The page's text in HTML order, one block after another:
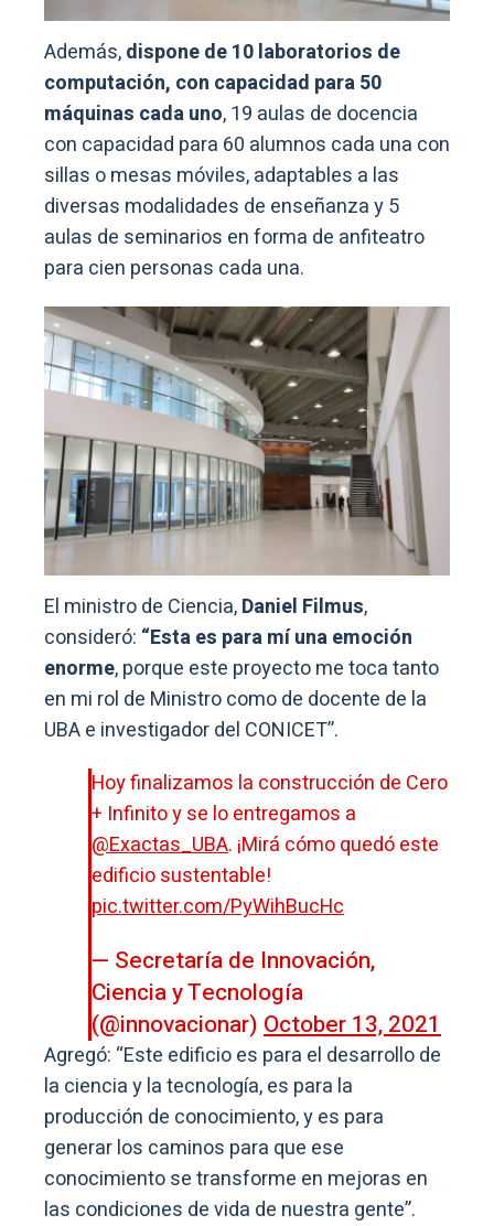
Además,dispone de 10 laboratorios de
computación, con capacidad para 50
máquinas cada uno, 19 aulas de docencia
con capacidad para 60 alumnos cada una con
sillas o mesas móviles, adaptables a las
diversas modalidades de enseñanza y 5
aulas de seminarios en forma de anfiteatro
para cien personas cada una.
El ministro de Ciencia,Daniel Filmus,
consideró: “Esta es para mí una emoción
enorme, porque este proyecto me toca tanto
en mi rol de Ministro como de docente de la
UBA e investigador del CONICET”.
Hoy finalizamos la construcción de Cero
+ Infinito y se lo entregamos a
@Exactas_UBA. ¡Mirá cómo quedó este
edificio sustentable!
pic.twitter.com/PyWihBucHc
— Secretaría de Innovación,
Ciencia y Tecnología
(@innovacionar) October 13, 2021
Agregó: “Este edificio es para el desarrollo de
la ciencia y la tecnología, es para la
producción de conocimiento, y es para
generar los caminos para que ese
conocimiento se transforme en mejoras en
las condiciones de vida de nuestra gente”.